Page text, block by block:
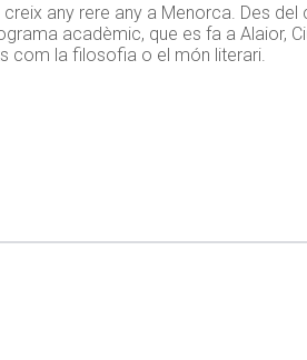
any rere any a Menorca. Des del
acadèmic, que es fa a Alaior,
com la filosofia o el món literari.